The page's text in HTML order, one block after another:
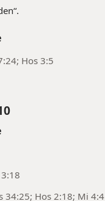
Hos 3:5
3:18
34:25; Hos 2:18; Mi 4:4